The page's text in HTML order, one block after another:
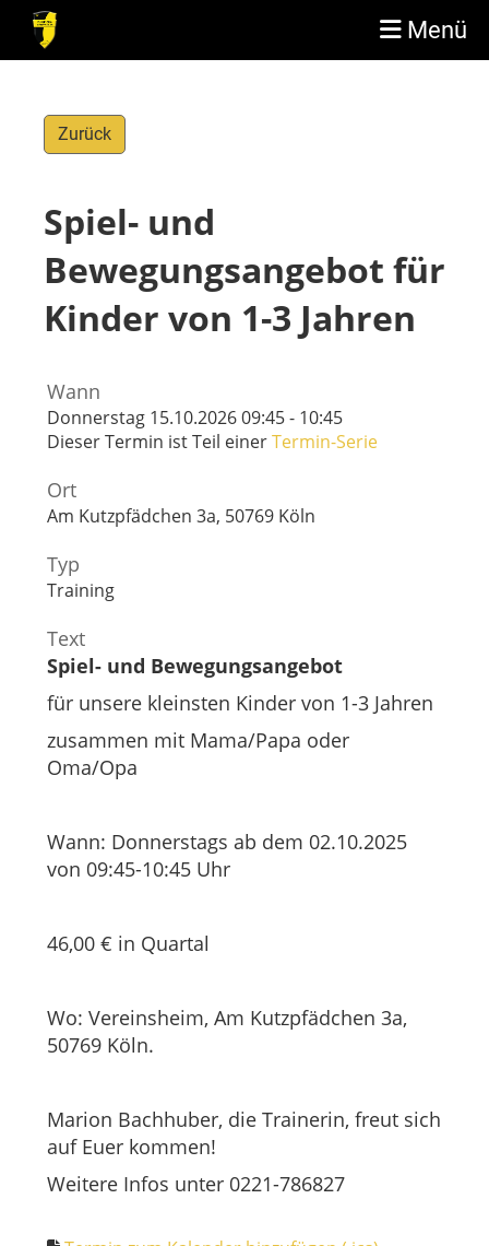
Menü
Zurück
Spiel- und
Bewegungsangebot für
Kinder von 1-3 Jahren
Wann
Donnerstag 15.10.2026 09:45 - 10:45
Dieser Termin ist Teil einerTermin-Serie
Ort
Am Kutzpfädchen 3a, 50769 Köln
Typ
Training
Text
Spiel- und Bewegungsangebot
für unsere kleinsten Kinder von 1-3 Jahren
zusammen mit Mama/Papa oder
Oma/Opa
Wann: Donnerstags ab dem 02.10.2025
von 09:45-10:45 Uhr
46,00 € in Quartal
Wo: Vereinsheim, Am Kutzpfädchen 3a,
50769 Köln.
Marion Bachhuber, die Trainerin, freut sich
auf Euer kommen!
Weitere Infos unter 0221-786827